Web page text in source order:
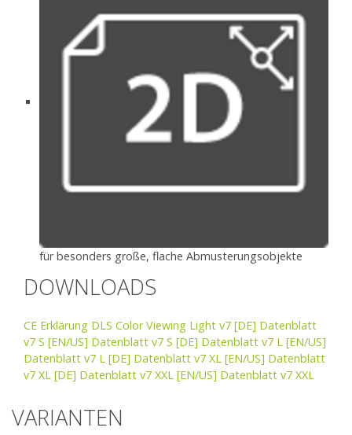
für besonders große, flache Abmusterungsobjekte
DOWNLOADS
CE Erklärung DLS Color Viewing Light v7 [DE] Datenblatt
v7 S [EN/US] Datenblatt v7 S [DE] Datenblatt v7 L [EN/US]
Datenblatt v7 L [DE] Datenblatt v7 XL [EN/US] Datenblatt
v7 XL [DE] Datenblatt v7 XXL [EN/US] Datenblatt v7 XXL
VARIANTEN